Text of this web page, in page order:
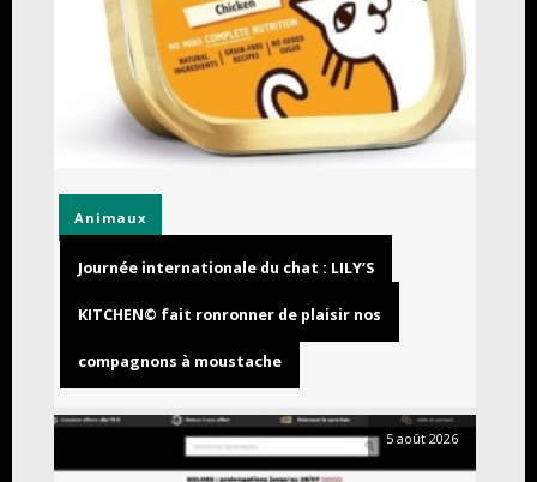
Animaux
Journée internationale du chat : LILY’S
KITCHEN© fait ronronner de plaisir nos
compagnons à moustache
5 août 2026